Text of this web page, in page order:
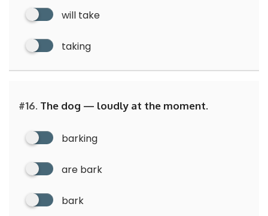
will take
taking
#16. The dog — loudly at the moment.
barking
are bark
bark